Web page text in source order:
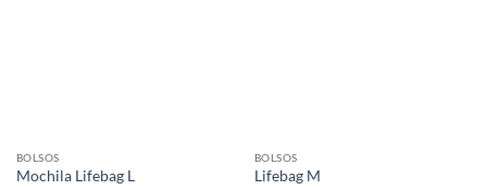
BOLSOS
Mochila Lifebag L
BOLSOS
Lifebag M